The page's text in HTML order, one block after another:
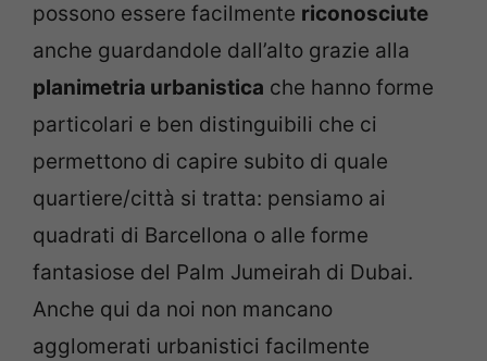
possono essere facilmente riconosciute
anche guardandole dall’alto grazie alla
planimetria urbanistica che hanno forme
particolari e ben distinguibili che ci
permettono di capire subito di quale
quartiere/città si tratta: pensiamo ai
quadrati di Barcellona o alle forme
fantasiose del Palm Jumeirah di Dubai.
Anche qui da noi non mancano
agglomerati urbanistici facilmente